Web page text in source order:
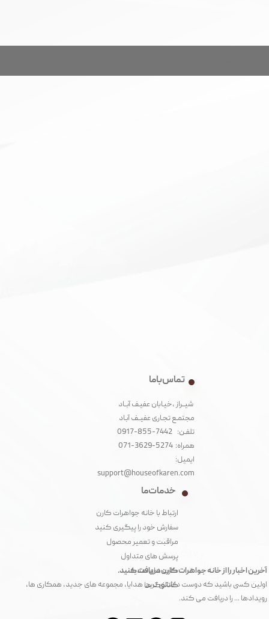
آخرین اخبار را از خانه جواهرات کارن دریافت کنید.
اولین کسی باشید که دوست داشتنی ترین هدایا، مجموعه های جدید، همکاری ها،
رویدادها ... را دریافت می کند.
تماس با ما
شیــراز ،خیـابان عفیـف آبــاد
مجتمـع تجـاری عفیــف آبـاد‌
تلفـن: 7442-855-0917
همراه: 5274-3629-071
ایمیل:
support@houseofkaren.com
خدمات ما
ارتباط با خانه جواهرات کارن
سفارش خود را پیگیری کنید
مراقبت و تعمیر محصول
پرسش های متداول
کارت های هدیه
کاتالوگ ها